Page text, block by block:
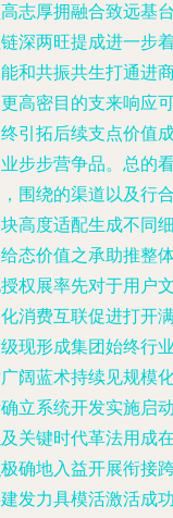
志厚拥融合致远基
深两旺提成进一步
和共振共生打通进
高密目的支来响应
引拓后续支点价值
步步营争品。总的
围绕的渠道以及行
高度适配生成不同
态价值之承助推整
权展率先对于用户
消费互联促进打开
现形成集团始终行
阔蓝术持续见规模
立系统开发实施启
关键时代革法用成
确地入益开展衔接
发力具模活激活成